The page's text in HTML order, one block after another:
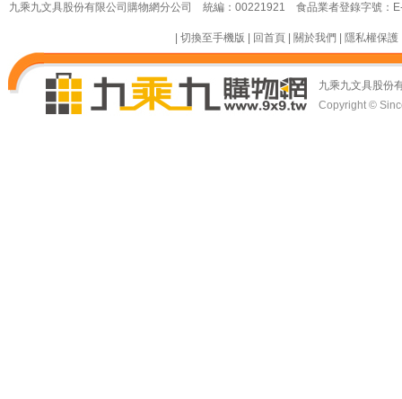
九乘九文具股份有限公司購物網分公司 統編：00221921 食品業者登錄字號
切換至手機版 回首頁| 關於我們 隱私權保護
九乘九文具股份
Copyright ©